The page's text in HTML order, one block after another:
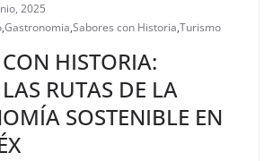
2025
,Gastronomia,Sabores con Historia,Turismo
HISTORIA:
LAS RUTAS DE LA
SOSTENIBLE EN